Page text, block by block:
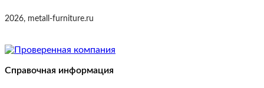
2026, metall-furniture.ru
Справочная информация